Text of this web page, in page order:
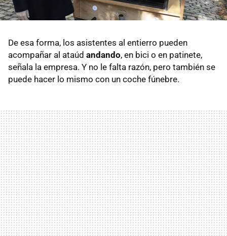
De esa forma, los asistentes al entierro pueden
acompañar al ataúd andando, en bici o en patinete,
señala la empresa. Y no le falta razón, pero también se
puede hacer lo mismo con un coche fúnebre.